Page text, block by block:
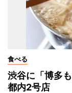
食べる
渋谷に「博多
都内2号店